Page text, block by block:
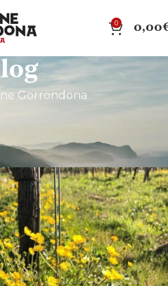
0 0,00
Gorrondona
es vida.
15 de julio de 2024